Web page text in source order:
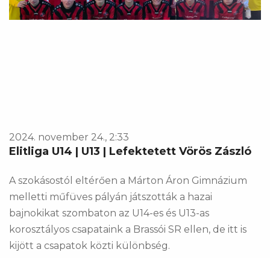
2024. november 24., 2:33
Elitliga U14 | U13 | Lefektetett Vörös Zászló
A szokásostól eltérően a Márton Áron Gimnázium
melletti műfüves pályán játszották a hazai
bajnokikat szombaton az U14-es és U13-as
korosztályos csapataink a Brassói SR ellen, de itt is
kijött a csapatok közti különbség.